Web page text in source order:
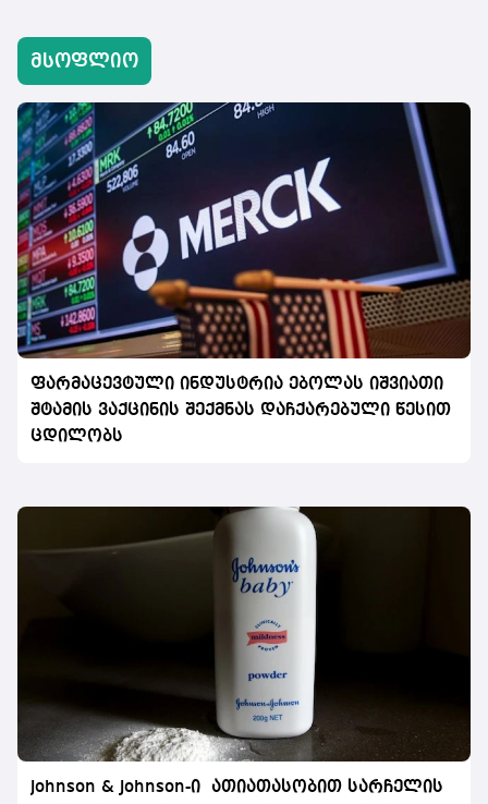
მსოფლიო
ფარმაცევტული ინდუსტრია ებოლას იშვიათი
შტამის ვაქცინის შექმნას დაჩქარებული წესით
ცდილობს
Johnson & Johnson-ი ათიათასობით სარჩელის